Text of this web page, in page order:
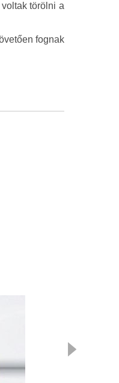
törölni a
fognak